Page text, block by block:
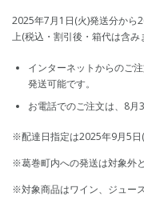
2025年7月1日(火)発送分から
上(税込・割引後・箱代は含み
インターネットからのご
発送可能です。
お電話でのご注文は、8月
※配達日指定は2025年9月5日(
※葛巻町内への発送は対象外と
※対象商品はワイン、ジュー